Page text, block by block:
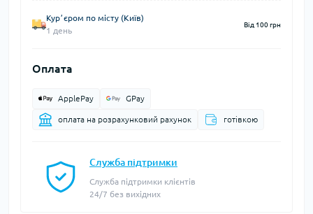
Курʼєром по місту (Київ)
1 день
Від 100 грн
Оплата
ApplePay GPay
оплата на розрахунковий рахунок готівкою
Служба підтримки
Служба підтримки клієнтів
24/7 без вихідних